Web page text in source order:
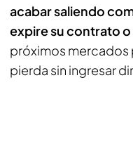
acabar saliendo
expire su contrato
próximos mercados
pierda sin ingresar